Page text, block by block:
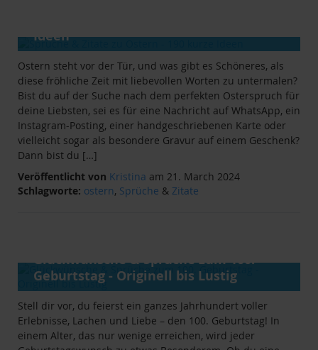
Ideen
Ostern steht vor der Tür, und was gibt es Schöneres, als
diese fröhliche Zeit mit liebevollen Worten zu untermalen?
Bist du auf der Suche nach dem perfekten Osterspruch für
deine Liebsten, sei es für eine Nachricht auf WhatsApp, ein
Instagram-Posting, einer handgeschriebenen Karte oder
vielleicht sogar als besondere Gravur auf einem Geschenk?
Dann bist du […]
Veröffentlicht von Kristina am 21. March 2024
Schlagworte: ostern, Sprüche & Zitate
Glückwünsche & Sprüche zum 100.
Geburtstag - Originell bis Lustig
Stell dir vor, du feierst ein ganzes Jahrhundert voller
Erlebnisse, Lachen und Liebe – den 100. Geburtstag! In
einem Alter, das nur wenige erreichen, wird jeder